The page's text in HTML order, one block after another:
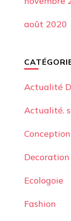
août 2020
Actualité
Actualité.
Decoration
Ecologoie
Fashion